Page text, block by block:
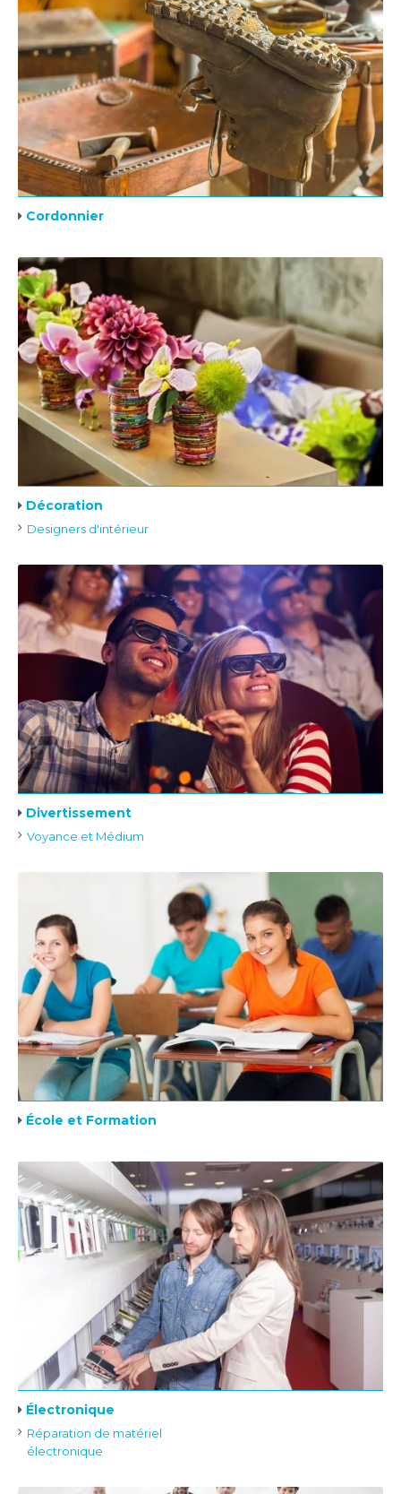
Cordonnier
Décoration
Designers d'intérieur
Divertissement
Voyance et Médium
École et Formation
Électronique
Réparation de matériel
électronique